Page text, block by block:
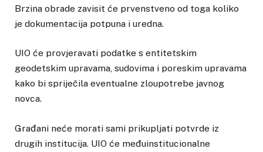
Brzina obrade zavisit će prvenstveno od toga koliko
je dokumentacija potpuna i uredna.
UIO će provjeravati podatke s entitetskim
geodetskim upravama, sudovima i poreskim upravama
kako bi spriječila eventualne zloupotrebe javnog
novca.
Građani neće morati sami prikupljati potvrde iz
drugih institucija. UIO će međuinstitucionalne